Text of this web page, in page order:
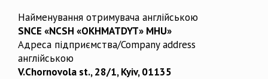
Найменування отримувача англійською
SNCE «NCSH «OKHMATDYT» MHU»
Адреса підприємства/Company address
англійською
V.Chornovola st., 28/1, Kyiv, 01135